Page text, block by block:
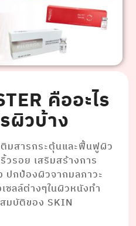
คืออะไร
ผิวบ้าง
ติมสารกระตุ้นและฟื้นฟูผิว
วรอย เสริมสร้างการ
ปกป้องผิวจากมลภาวะ
ซลล์ต่างๆในผิวหนังทํา
มบัติของ SKIN